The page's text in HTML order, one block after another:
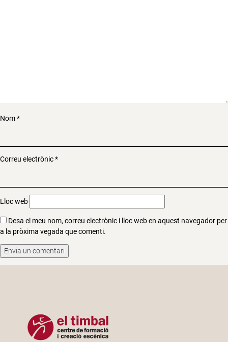
Nom*
Correu electrònic*
Lloc web
Desa el meu nom, correu electrònic i lloc web en aquest navegador per
a la pròxima vegada que comenti.